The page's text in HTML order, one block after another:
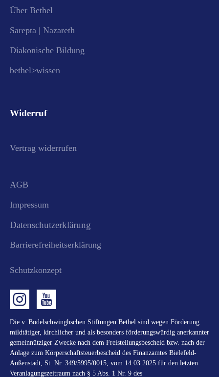
Über Bethel
Sarepta | Nazareth
Diakonische Bildung
bethel>wissen
Widerruf
Vertrag widerrufen
AGB
Impressum
Datenschutzerklärung
Barrierefreiheitserklärung
Schutzkonzept
Die v. Bodelschwinghschen Stiftungen Bethel sind wegen Förderung
mildtätiger, kirchlicher und als besonders förderungswürdig anerkannter
gemeinnütziger Zwecke nach dem Freistellungsbescheid bzw. nach der
Anlage zum Körperschaftsteuerbescheid des Finanzamtes Bielefeld-
Außenstadt, St. Nr. 349/5995/0015, vom 14.03.2025 für den letzten
Veranlagungszeitraum nach § 5 Abs. 1 Nr. 9 des